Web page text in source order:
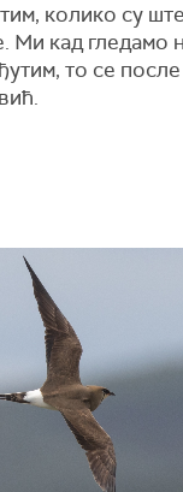
колико су
кад гледамо
то се после